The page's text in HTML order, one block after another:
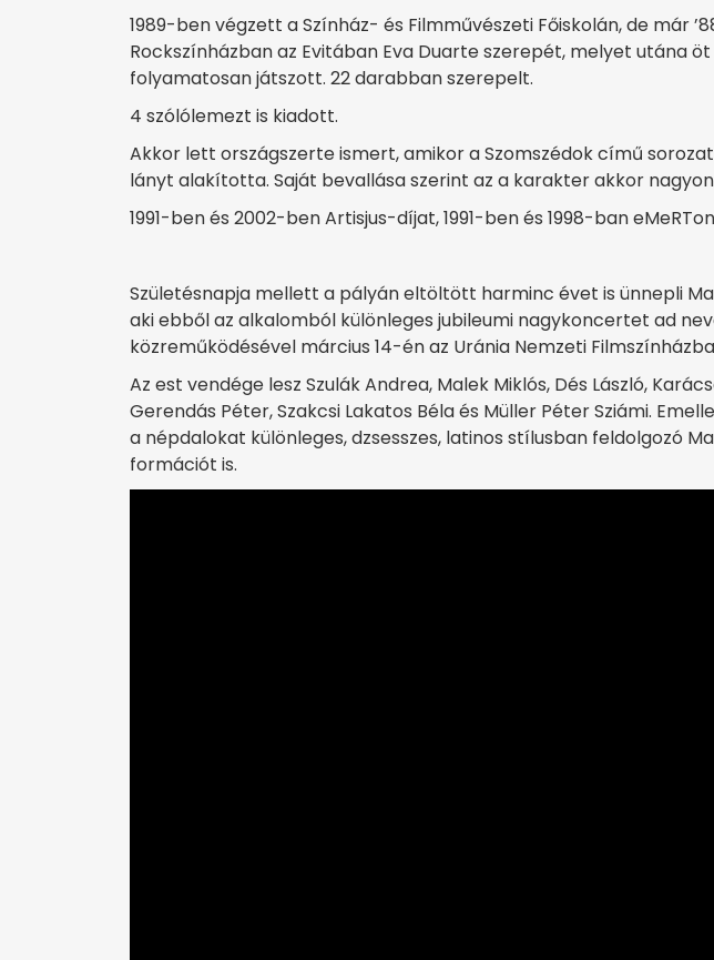
1989-ben végzett a Színház- és Filmművészeti Főiskolán, de már
Rockszínházban az Evitában Eva Duarte szerepét, melyet utána
folyamatosan játszott. 22 darabban szerepelt.
4 szólólemezt is kiadott.
Akkor lett országszerte ismert, amikor a Szomszédok című
lányt alakította. Saját bevallása szerint az a karakter akkor
1991-ben és 2002-ben Artisjus-díjat, 1991-ben és 1998-ban
Születésnapja mellett a pályán eltöltött harminc évet is ünnepli
aki ebből az alkalomból különleges jubileumi nagykoncertet ad
közreműködésével március 14-én az Uránia Nemzeti
Az est vendége lesz Szulák Andrea, Malek Miklós, Dés László,
Gerendás Péter, Szakcsi Lakatos Béla és Müller Péter Sziámi.
a népdalokat különleges, dzsesszes, latinos stílusban feldolgozó
formációt is.